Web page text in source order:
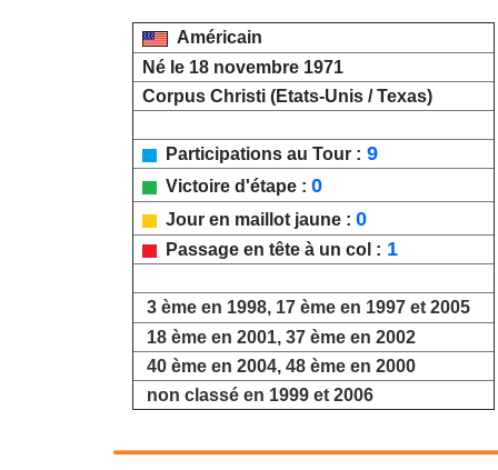
Américain
Né le 18 novembre 1971
Corpus Christi (Etats-Unis / Texas)
Participations au Tour : 9
Victoire d'étape : 0
Jour en maillot jaune : 0
Passage en tête à un col : 1
3 ème en 1998, 17 ème en 1997 et 2005
18 ème en 2001, 37 ème en 2002
40 ème en 2004, 48 ème en 2000
non classé en 1999 et 2006